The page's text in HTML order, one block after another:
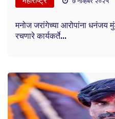
मनोज जरांगेच्या आरोपांना धनंजय
रचणारे कार्यकर्ते...